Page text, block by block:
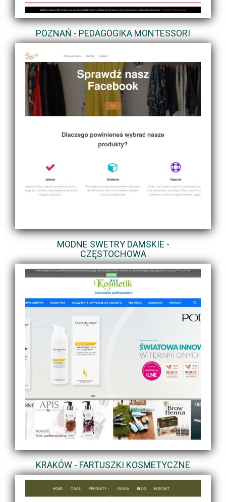
POZNAŃ - PEDAGOGIKA MONTESSORI
MODNE SWETRY DAMSKIE -
CZĘSTOCHOWA
KRAKÓW - FARTUSZKI KOSMETYCZNE